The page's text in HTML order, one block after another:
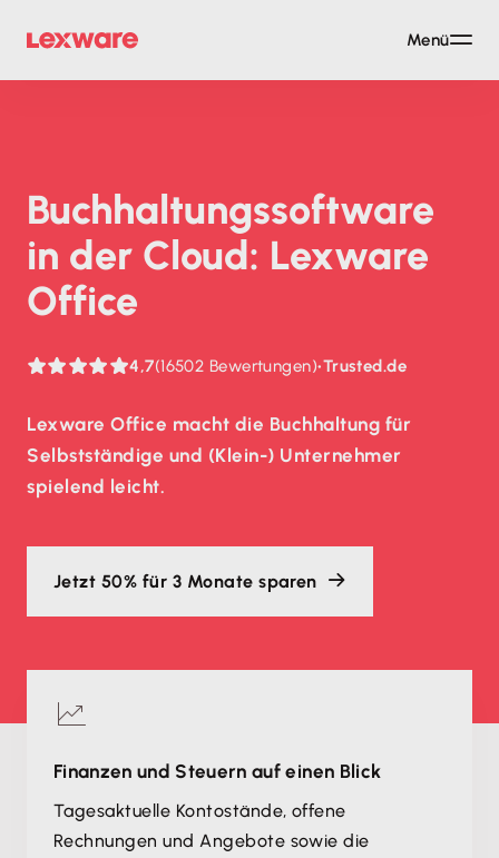
Buch­haltungs­soft­ware
in der Cloud: Lexware
Office
4,7(16502 Bewertungen)•Trusted.de
Lexware Office macht die Buchhaltung für
Selbstständige und (Klein-) Unternehmer
spielend leicht.
Jetzt 50% für 3 Monate sparen
Finanzen und Steuern auf einen Blick
Tagesaktuelle Kontostände, offene
Rechnungen und Angebote sowie die
Menü